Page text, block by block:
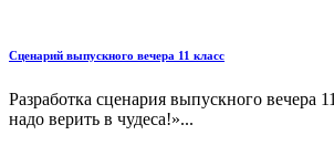
Сценарий выпускного вечера 11 класс
Разработка сценария выпускного вечера
надо верить в чудеса!»...